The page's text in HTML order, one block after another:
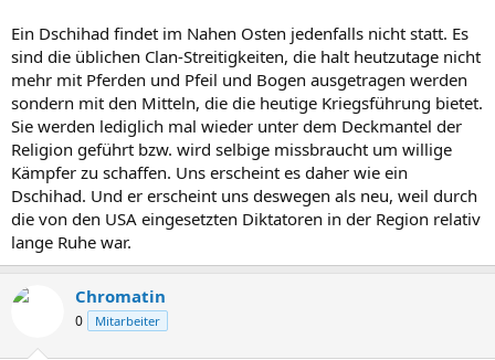
Ein Dschihad findet im Nahen Osten jedenfalls nicht statt. Es
sind die üblichen Clan-Streitigkeiten, die halt heutzutage nicht
mehr mit Pferden und Pfeil und Bogen ausgetragen werden
sondern mit den Mitteln, die die heutige Kriegsführung bietet.
Sie werden lediglich mal wieder unter dem Deckmantel der
Religion geführt bzw. wird selbige missbraucht um willige
Kämpfer zu schaffen. Uns erscheint es daher wie ein
Dschihad. Und er erscheint uns deswegen als neu, weil durch
die von den USA eingesetzten Diktatoren in der Region relativ
lange Ruhe war.
Chromatin
0 Mitarbeiter